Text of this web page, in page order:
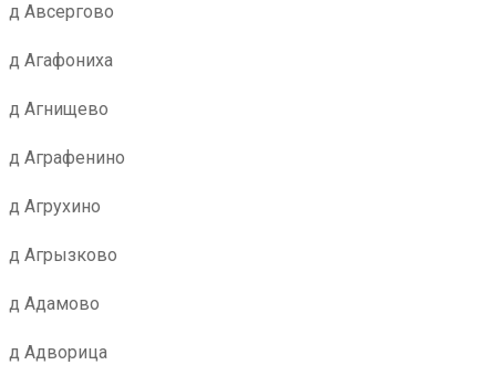
д Авсергово
д Агафониха
д Агнищево
д Аграфенино
д Агрухино
д Агрызково
д Адамово
д Адворица